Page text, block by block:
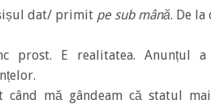
dat/ primit pe sub mână. De la
prost. E realitatea. Anunțul
când mă gândeam că statul